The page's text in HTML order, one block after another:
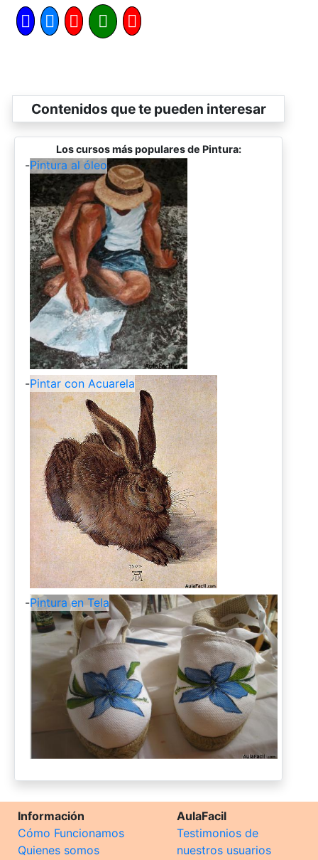
Contenidos que te pueden interesar
Los cursos más populares de Pintura:
-Pintura al óleo
-Pintar con Acuarela
-Pintura en Tela
Información
Cómo Funcionamos
Quienes somos
AulaFacil
Testimonios de
nuestros usuarios